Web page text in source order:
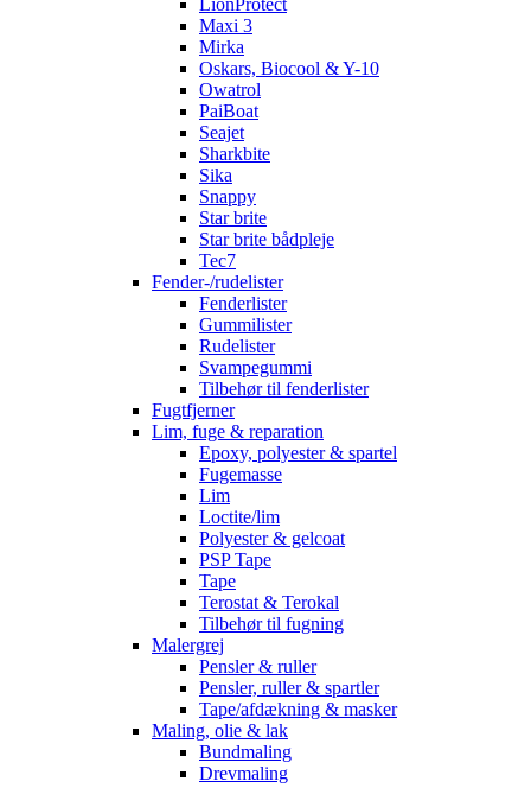
LionProtect
Maxi 3
Mirka
Oskars, Biocool & Y-10
Owatrol
PaiBoat
Seajet
Sharkbite
Sika
Snappy
Star brite
Star brite bådpleje
Tec7
Fender-/rudelister
Fenderlister
Gummilister
Rudelister
Svampegummi
Tilbehør til fenderlister
Fugtfjerner
Lim, fuge & reparation
Epoxy, polyester & spartel
Fugemasse
Lim
Loctite/lim
Polyester & gelcoat
PSP Tape
Tape
Terostat & Terokal
Tilbehør til fugning
Malergrej
Pensler & ruller
Pensler, ruller & spartler
Tape/afdækning & masker
Maling, olie & lak
Bundmaling
Drevmaling